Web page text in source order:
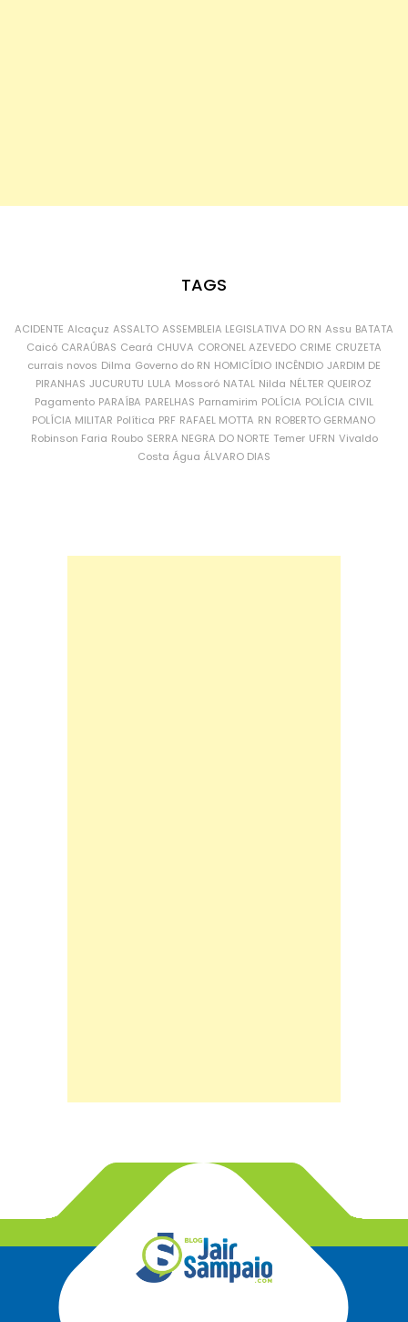
TAGS
ACIDENTE Alcaçuz ASSALTO ASSEMBLEIA LEGISLATIVA DO RN Assu BATATA
Caicó CARAÚBAS Ceará CHUVA CORONEL AZEVEDO CRIME CRUZETA
currais novos Dilma Governo do RN HOMICÍDIO INCÊNDIO JARDIM DE
PIRANHAS JUCURUTU LULA Mossoró NATAL Nilda NÉLTER QUEIROZ
Pagamento PARAÍBA PARELHAS Parnamirim POLÍCIA POLÍCIA CIVIL
POLÍCIA MILITAR Política PRF RAFAEL MOTTA RN ROBERTO GERMANO
Robinson Faria Roubo SERRA NEGRA DO NORTE Temer UFRN Vivaldo
Costa Água ÁLVARO DIAS